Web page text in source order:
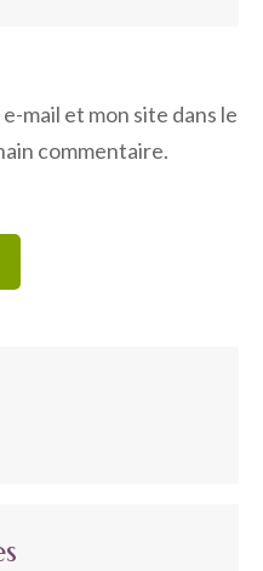
mail et mon site dans le
commentaire.